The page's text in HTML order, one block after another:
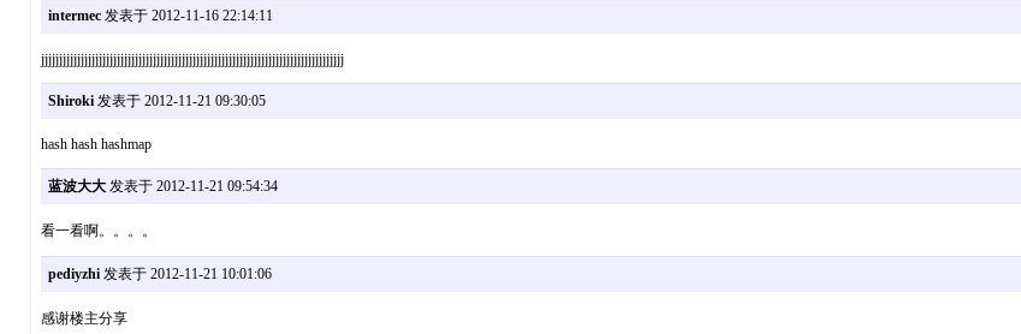
intermec发表于 2012-11-16 22:14:11
jjjjjjjjjjjjjjjjjjjjjjjjjjjjjjjjjjjjjjjjjjjjjjjjjjjjjjjjjjjjjjjjjjjjjjjjjjjjjjjjjjjj
Shiroki发表于 2012-11-21 09:30:05
hash hash hashmap
蓝波大大发表于 2012-11-21 09:54:34
看一看啊。。。。
pediyzhi发表于 2012-11-21 10:01:06
感谢楼主分享